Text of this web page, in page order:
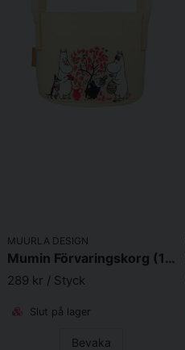
MUURLA DESIGN
Mumin Förvaringskorg (17l Berries)
289 kr / Styck
Slut på lager
Bevaka